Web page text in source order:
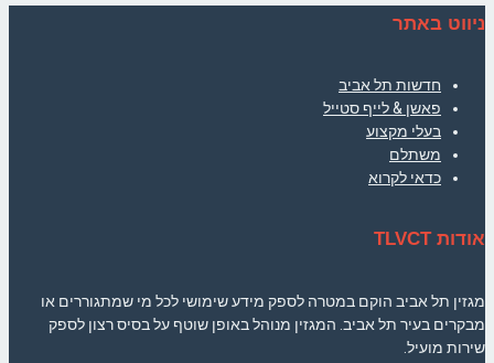
ניווט באתר
חדשות תל אביב
פאשן & לייף סטייל
בעלי מקצוע
משתלם
כדאי לקרוא
אודות TLVCT
מגזין תל אביב הוקם במטרה לספק מידע שימושי לכל מי שמתגוררים או
מבקרים בעיר תל אביב. המגזין מנוהל באופן שוטף על בסיס רצון לספק
שירות מועיל.